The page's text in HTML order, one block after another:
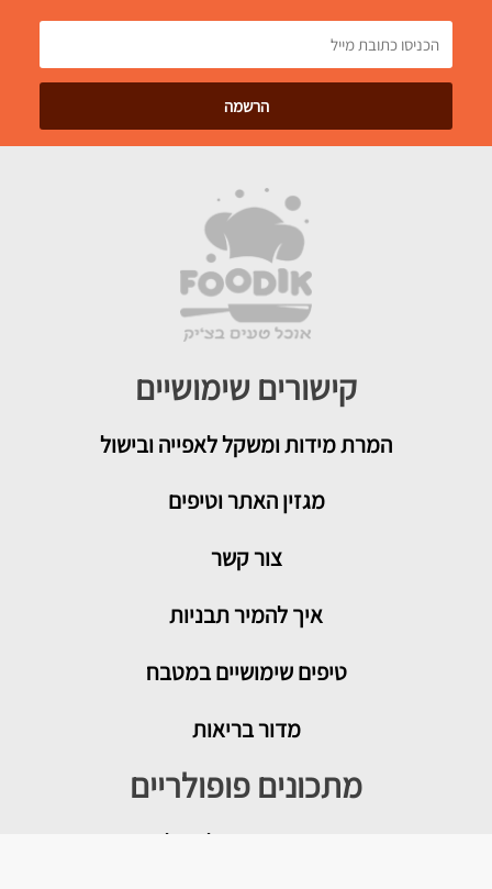
קישורים שימושיים
המרת מידות ומשקל לאפייה ובישול
מגזין האתר וטיפים
צור קשר
איך להמיר תבניות
טיפים שימושיים במטבח
מדור בריאות
מתכונים פופולריים
עוגת גבינה בייגלה מלוח